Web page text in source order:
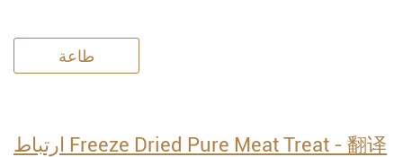
طاعة
ارتباط Freeze Dried Pure Meat Treat - 翻译